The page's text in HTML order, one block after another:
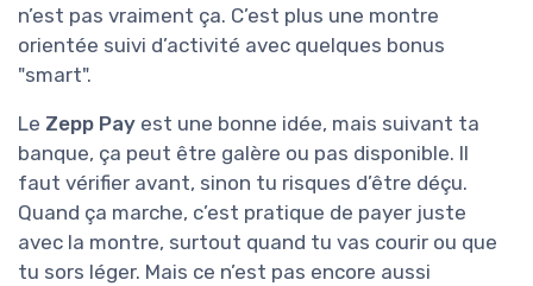
n’est pas vraiment ça. C’est plus une montre
orientée suivi d’activité avec quelques bonus
"smart".
Le Zepp Pay est une bonne idée, mais suivant ta
banque, ça peut être galère ou pas disponible. Il
faut vérifier avant, sinon tu risques d’être déçu.
Quand ça marche, c’est pratique de payer juste
avec la montre, surtout quand tu vas courir ou que
tu sors léger. Mais ce n’est pas encore aussi